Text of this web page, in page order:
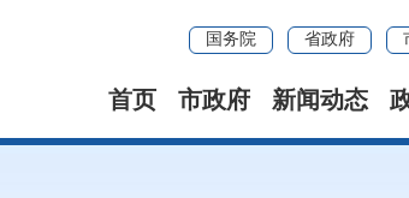
国务院 省政府
首页 市政府 新闻动态